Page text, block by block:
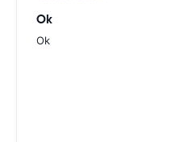
Ok
Ok